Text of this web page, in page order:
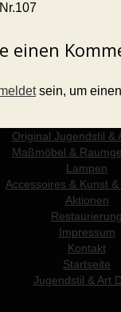
einen
sein, um
Original Jugendstil &
Maßmöbel &
Lampen
Accessoires & Kunst
Aktionen
Restaurierung
Impressum
Kontakt
Startseite
Jugendstil & Art